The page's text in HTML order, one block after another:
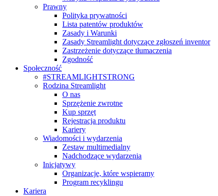
Prawny
Polityka prywatności
Lista patentów produktów
Zasady i Warunki
Zasady Streamlight dotyczące zgłoszeń inventor
Zastrzeżenie dotyczące tłumaczenia
Zgodność
Społeczność
#STREAMLIGHTSTRONG
Rodzina Streamlight
O nas
Sprzężenie zwrotne
Kup sprzęt
Rejestracja produktu
Kariery
Wiadomości i wydarzenia
Zestaw multimedialny
Nadchodzące wydarzenia
Inicjatywy
Organizacje, które wspieramy
Program recyklingu
Kariera